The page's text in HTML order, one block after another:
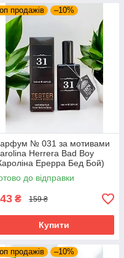
продажів –10%
№ 031 за мотивами
Herrera Bad Boy
Ерерра Бед Бой)
мл
до відправки
₴ 159 ₴
Купити
продажів –10%